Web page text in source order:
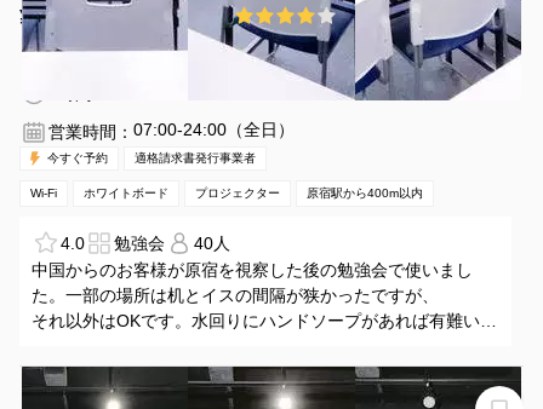
¥1359 〜 ¥7956 /時間 4.0
(8件)
原宿駅 徒歩2分東京都渋谷区神宮前1-19-8
1〜40名
営業時間： 07:00-24:00（全日）
今すぐ予約 適格請求書発行事業者
Wi-Fi ホワイトボード プロジェクター 原宿駅から400m以内
4.0 勉強会
40人
中国からのお客様が原宿を視察した後の勉強会で使いまし
た。一部の場所は机とイスの間隔が狭かったですが、
それ以外はOKです。水回りにハンドソープがあれば有難いで
【代々木駅より徒歩6分・機材無料・格安無人レンタル】